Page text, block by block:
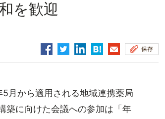
を歓迎
保存
月から適用される地域連携薬局
築に向けた会議への参加は「年